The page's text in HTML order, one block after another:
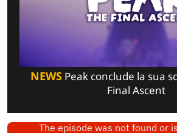
NEWSPeak conclude la sua
Final Ascent